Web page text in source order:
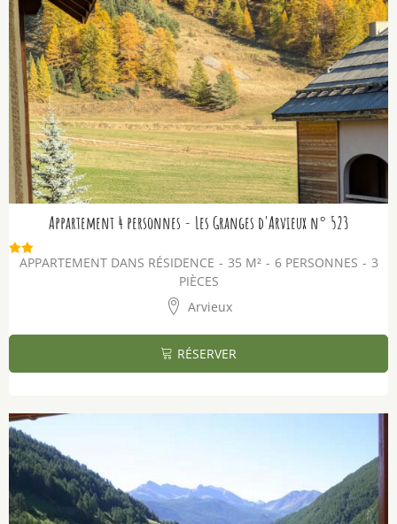
Appartement 4 personnes - Les Granges d'Arvieux n° 523
APPARTEMENT DANS RÉSIDENCE 35 M² 6 PERSONNES
3
PIÈCES
Arvieux
RÉSERVER